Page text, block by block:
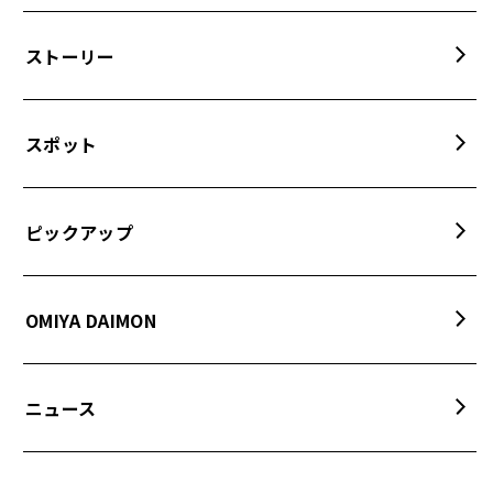
ストーリー
スポット
ピックアップ
OMIYA DAIMON
ニュース